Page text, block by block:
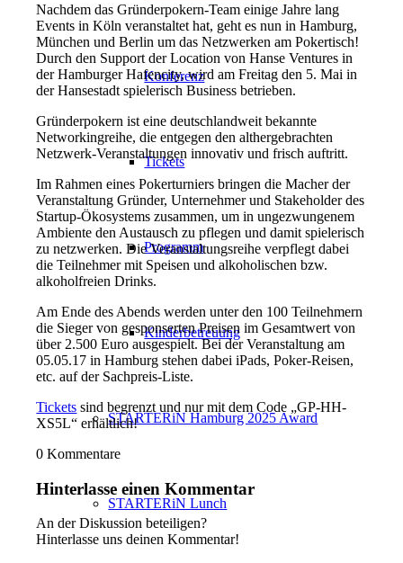
Konferenz
Tickets
Programm
Kinderbetreuung
STARTERiN Hamburg 2025 Award
STARTERiN Lunch
Nachdem das Gründerpokern-Team einige Jahre lang
Events in Köln veranstaltet hat, geht es nun in Hamburg,
München und Berlin um das Netzwerken am Pokertisch!
Durch den Support der Location von Hanse Ventures in
der Hamburger Hafencity, wird am Freitag den 5. Mai in
der Hansestadt spielerisch Business betrieben.
Gründerpokern ist eine deutschlandweit bekannte
Networkingreihe, die entgegen den althergebrachten
Netzwerk-Veranstaltungen innovativ und frisch auftritt.
Im Rahmen eines Pokerturniers bringen die Macher der
Veranstaltung Gründer, Unternehmer und Stakeholder des
Startup-Ökosystems zusammen, um in ungezwungenem
Ambiente den Austausch zu pflegen und damit spielerisch
zu netzwerken. Die Veranstaltungsreihe verpflegt dabei
die Teilnehmer mit Speisen und alkoholischen bzw.
alkoholfreien Drinks.
Am Ende des Abends werden unter den 100 Teilnehmern
die Sieger von gesponserten Preisen im Gesamtwert von
über 2.500 Euro ausgespielt. Bei der Veranstaltung am
05.05.17 in Hamburg stehen dabei iPads, Poker-Reisen,
etc. auf der Sachpreis-Liste.
Tickets sind begrenzt und nur mit dem Code „GP-HH-
XS5L“ erhältlich!
0 Kommentare
Hinterlasse einen Kommentar
An der Diskussion beteiligen?
Hinterlasse uns deinen Kommentar!